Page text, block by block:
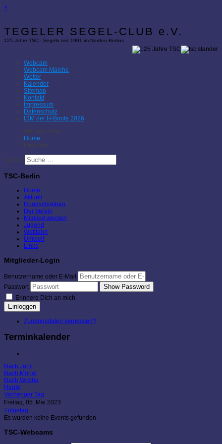
×
TEGELER SEGEL-CLUB e.V.
125 Jahre TSC - Segeln seit 1901 im Norden Berlins
Webcam
Webcam Malche
Wetter
Kalender
Sitemap
Kontakt
Impressum
Datenschutz
IDM der H-Boote 2026
Aktuelle Seite:
Home
Kalender
Suchen
TSC-Berlin
Home
Aktuell
Rundschreiben
Der Verein
Mitglied werden
Jugend
Wettfahrt
Umwelt
Links
Mitglieder-Login
Benutzername oder E-Mail
Passwort
Show Password
Erinnere Dich an mich
Einloggen
Zugangsdaten vergessen?
Terminkalender
Nach Jahr
Nach Monat
Nach Woche
Heute
Vorheriger Tag
Freitag, 05. Mai 2023
Folgetag
Es wurden keine Events gefunden
TSC-Webcams